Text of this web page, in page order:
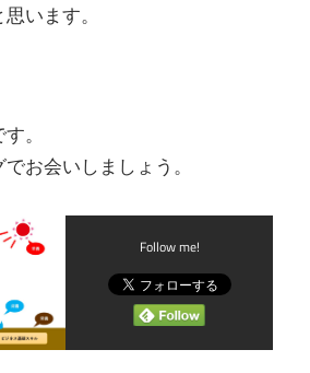
います。
。
お会いしましょう。
Follow me!